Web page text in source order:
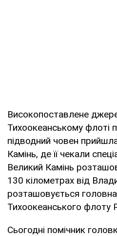
Високопоставлене
Тихоокеанському флоті
підводний човен
Камінь, де її чекали
Великий Камінь
130 кілометрах від
розташовується
Тихоокеанського флоту
Сьогодні помічник